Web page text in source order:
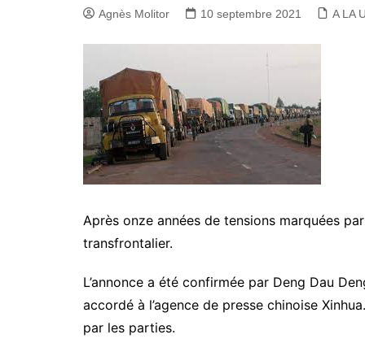
Agnès Molitor 10 septembre 2021 A LA
Après onze années de tensions marquées
transfrontalier.
L’annonce a été confirmée par Deng Dau
accordé à l’agence de presse chinoise
par les parties.